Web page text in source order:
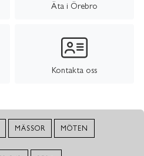
Äta i Örebro
Kontakta oss
MÄSSOR MÖTEN